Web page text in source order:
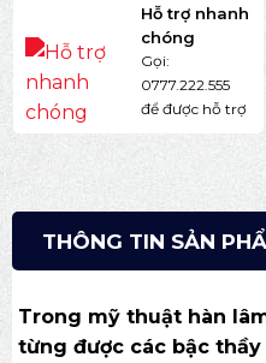
Hỗ trợ nhanh
chóng
Gọi:
0777.222.555
để được hỗ trợ
THÔNG TIN SẢN
Trong mỹ thuật hàn
từng được các bậc